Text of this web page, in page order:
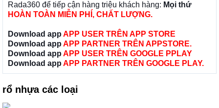
Rada360 để tiếp cận hàng triệu khách hàng: Mọi thứ
HOÀN TOÀN MIỄN PHÍ, CHẤT LƯỢNG.
Download app APP USER TRÊN APP STORE
Download app APP PARTNER TRÊN APPSTORE.
Download app APP USER TRÊN GOOGLE PPLAY
Download app APP PARTNER TRÊN GOOGLE PLAY.
rổ nhựa các loại